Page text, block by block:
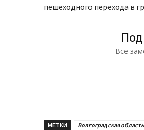
пешеходного перехода в
Все
МЕТКИ Волгоградская область